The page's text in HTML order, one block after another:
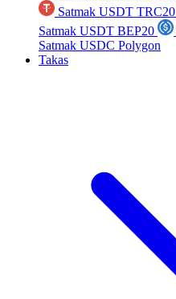
Satmak USDT TRC20
Satmak USDT BEP20
Satmak USDC Polygon
Takas